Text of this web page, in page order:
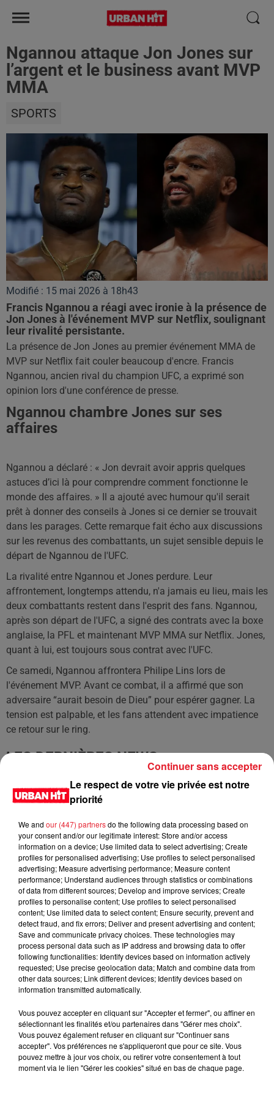
Ngannou attaque Jon Jones sur
l’argent et le business avant MVP
MMA
SPORTS
Modifié : 15 mai 2026 à 18h43
Francis Ngannou a réagi avec ironie à la présence de
Jon Jones à l'événement MVP sur Netflix, soulignant
leur rivalité persistante.
La présence de Jon Jones au premier événement MMA de
MVP sur Netflix fait couler beaucoup d'encre. Francis
Ngannou, ancien rival du champion UFC, a exprimé son
opinion lors d'une conférence de presse.
Ngannou chambre Jones sur ses
affaires
Ngannou a déclaré : « Jon devrait avoir appris quelques
astuces d’ici là pour comprendre comment fonctionne le
monde des affaires. » Il a ajouté avec humour qu'il serait
prêt à donner des conseils à Jones si ce dernier se trouvait
dans les parages. Cette remarque fait écho aux discussions
sur les revenus des combattants, un sujet sensible depuis le
départ de Ngannou de l'UFC.
La rivalité entre Ngannou et Jones perdure. Leur
affrontement, longtemps attendu, n'a jamais eu lieu, mais les
deux combattants restent dans l'esprit des fans. Ngannou,
après son départ de l'UFC, a signé des contrats avec la boxe
anglaise, la PFL et maintenant MVP MMA sur Netflix. Jones,
quant à lui, est toujours sous contrat avec l'UFC.
Ce samedi, Ngannou affrontera Philipe Lins lors de
l'événement MVP. Avant ce combat, il a affirmé que son
adversaire “aurait besoin de Dieu” pour espérer gagner. La
tension est palpable, et les fans attendent avec impatience
ce retour sur le ring.
LES DERNIÈRES NEWS
Jay-Z se bat contre la grand-mère
d'un homme prétendant être son fils
Cassie met fin à une ex-escorte
masculine dans sa bataille...
Des vitres tombent de la tour
Montparnasse : des désaccords
entre...
Incendies en Gironde : encore
plusieurs semaines avant
l'extinction...
Le respect de votre vie privée est notre
priorité
We and our (447) partnersdo the following data processing based on
your consent and/or our legitimate interest: Store and/or access
information on a device; Use limited data to select advertising; Create
profiles for personalised advertising; Use profiles to select personalised
advertising; Measure advertising performance; Measure content
performance; Understand audiences through statistics or combinations
of data from different sources; Develop and improve services; Create
profiles to personalise content; Use profiles to select personalised
content; Use limited data to select content; Ensure security, prevent and
detect fraud, and fix errors; Deliver and present advertising and content;
Save and communicate privacy choices. These technologies may
process personal data such as IP address and browsing data to offer
following functionalities: Identify devices based on information actively
requested; Use precise geolocation data; Match and combine data from
other data sources; Link different devices; Identify devices based on
information transmitted automatically.
Vous pouvez accepter en cliquant sur "Accepter et fermer", ou affiner en
sélectionnant les finalités et/ou partenaires dans "Gérer mes choix".
Vous pouvez également refuser en cliquant sur "Continuer sans
accepter". Vos préférences ne s'appliqueront que pour ce site. Vous
pouvez mettre à jour vos choix, ou retirer votre consentement à tout
moment via le lien "Gérer les cookies" situé en bas de chaque page.
Continuer sans accepter